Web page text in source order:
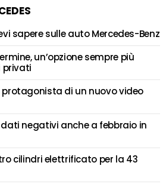
sapere sulle auto Mercedes-Benz
un’opzione sempre più
privati
protagonista di un nuovo video
dati negativi anche a febbraio in
cilindri elettrificato per la 43